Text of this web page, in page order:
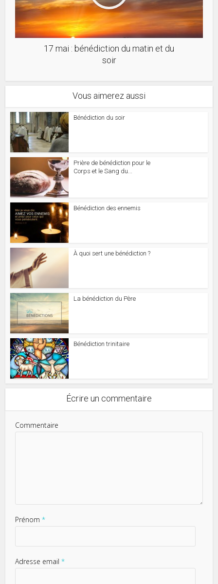
17 mai : bénédiction du matin et du
soir
Vous aimerez aussi
Bénédiction du soir
Prière de bénédiction pour le
Corps et le Sang du...
Bénédiction des ennemis
À quoi sert une bénédiction ?
La bénédiction du Père
Bénédiction trinitaire
Écrire un commentaire
Commentaire
Prénom *
Adresse email *